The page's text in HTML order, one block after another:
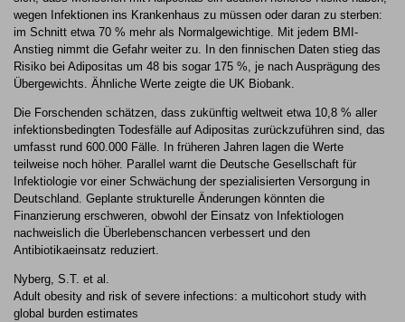
wegen Infektionen ins Krankenhaus zu müssen oder daran zu sterben:
im Schnitt etwa 70 % mehr als Normalgewichtige. Mit jedem BMI-
Anstieg nimmt die Gefahr weiter zu. In den finnischen Daten stieg das
Risiko bei Adipositas um 48 bis sogar 175 %, je nach Ausprägung des
Übergewichts. Ähnliche Werte zeigte die UK Biobank.
Die Forschenden schätzen, dass zukünftig weltweit etwa 10,8 % aller
infektionsbedingten Todesfälle auf Adipositas zurückzuführen sind, das
umfasst rund 600.000 Fälle. In früheren Jahren lagen die Werte
teilweise noch höher. Parallel warnt die Deutsche Gesellschaft für
Infektiologie vor einer Schwächung der spezialisierten Versorgung in
Deutschland. Geplante strukturelle Änderungen könnten die
Finanzierung erschweren, obwohl der Einsatz von Infektiologen
nachweislich die Überlebenschancen verbessert und den
Antibiotikaeinsatz reduziert.
Nyberg, S.T. et al.
Adult obesity and risk of severe infections: a multicohort study with
global burden estimates